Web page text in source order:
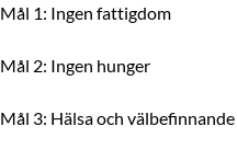
Mål 1: Ingen fattigdom
Mål 2: Ingen hunger
Mål 3: Hälsa och välbefinnande